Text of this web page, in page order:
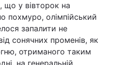
Туризм
Погода
Регіони
що у вівторок на
похмуро, олімпійський
запалити не
сонячних променів, як
отриманого таким
на генеральній